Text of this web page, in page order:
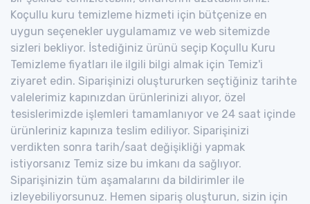
Koçullu kuru temizleme hizmeti için bütçenize en
uygun seçenekler uygulamamız ve web sitemizde
sizleri bekliyor. İstediğiniz ürünü seçip Koçullu Kuru
Temizleme fiyatları ile ilgili bilgi almak için Temiz'i
ziyaret edin. Siparişinizi oluştururken seçtiğiniz tarihte
valelerimiz kapınızdan ürünlerinizi alıyor, özel
tesislerimizde işlemleri tamamlanıyor ve 24 saat içinde
ürünleriniz kapınıza teslim ediliyor. Siparişinizi
verdikten sonra tarih/saat değişikliği yapmak
istiyorsanız Temiz size bu imkanı da sağlıyor.
Siparişinizin tüm aşamalarını da bildirimler ile
izleyebiliyorsunuz. Hemen sipariş oluşturun, sizin için